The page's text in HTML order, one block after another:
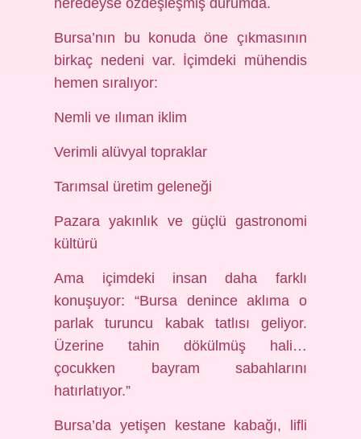
neredeyse özdeşleşmiş durumda.
Bursa’nın bu konuda öne çıkmasının
birkaç nedeni var. İçimdeki mühendis
hemen sıralıyor:
Nemli ve ılıman iklim
Verimli alüvyal topraklar
Tarımsal üretim geleneği
Pazara yakınlık ve güçlü gastronomi
kültürü
Ama içimdeki insan daha farklı
konuşuyor: “Bursa denince aklıma o
parlak turuncu kabak tatlısı geliyor.
Üzerine tahin dökülmüş hali…
çocukken bayram sabahlarını
hatırlatıyor.”
Bursa’da yetişen kestane kabağı, lifli